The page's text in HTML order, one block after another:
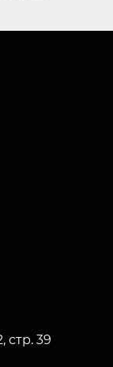
стр. 39